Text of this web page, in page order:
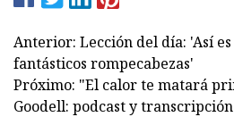
Anterior: Lección del día: 'Así es
fantásticos rompecabezas'
Próximo: "El calor te matará
Goodell: podcast y transcripción